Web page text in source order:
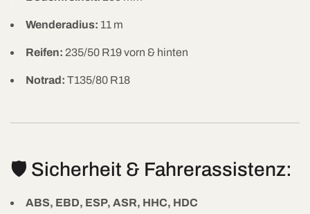
Wenderadius: 11 m
Reifen: 235/50 R19 vorn & hinten
Notrad: T135/80 R18
🛡️ Sicherheit & Fahrerassistenz:
ABS, EBD, ESP, ASR, HHC, HDC